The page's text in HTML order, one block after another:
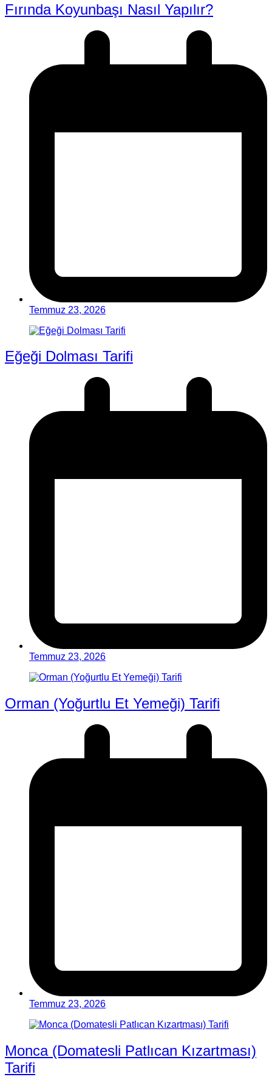
Fırında Koyunbaşı Nasıl Yapılır?
Temmuz 23, 2026
Eğeği Dolması Tarifi
Temmuz 23, 2026
Orman (Yoğurtlu Et Yemeği) Tarifi
Temmuz 23, 2026
Monca (Domatesli Patlıcan Kızartması)
Tarifi